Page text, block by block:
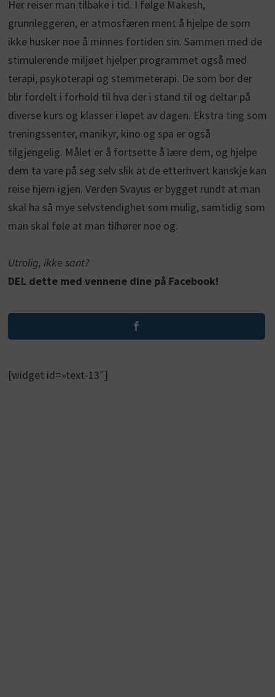
Her reiser man tilbake i tid. I følge Makesh,
grunnleggeren, er atmosfæren ment å hjelpe de som
ikke husker noe å minnes fortiden sin. Sammen med de
stimulerende miljøet hjelper programmet også med
terapi, psykoterapi og stemmeterapi. De som bor der
blir fordelt i forhold til hva der i stand til og deltar på
diverse kurs og klasser i løpet av dagen. Ekstra ting som
treningssenter, manikyr, kino og spa er også
tilgjengelig. Målet er å fortsette å lære dem, og hjelpe
dem ta vare på seg selv slik at de etterhvert kanskje kan
reise hjem igjen. Verden Svayus er bygget rundt at man
skal ha så mye selvstendighet som mulig, samtidig som
man skal føle at man tilhører noe og.
Utrolig, ikke sant?
DEL dette med vennene dine på Facebook!
[widget id=»text-13″]